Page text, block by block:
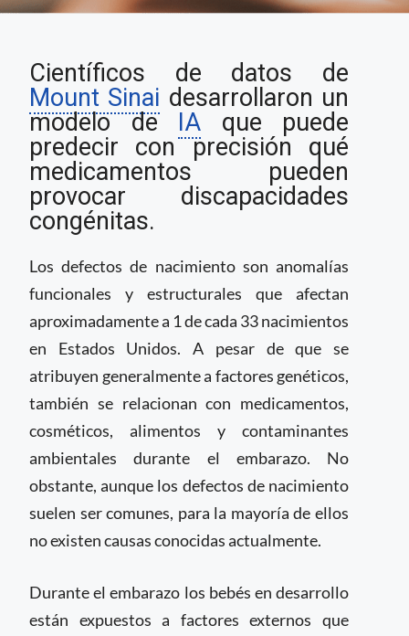
IA para predecir
medicamentos que
pueden causar
defectos de
nacimiento
Científicos de datos de
Mount Sinai desarrollaron un
modelo de IA que puede
predecir con precisión qué
medicamentos pueden
provocar discapacidades
congénitas.
Los defectos de nacimiento son anomalías
funcionales y estructurales que afectan
aproximadamente a 1 de cada 33 nacimientos
en Estados Unidos. A pesar de que se
atribuyen generalmente a factores genéticos,
también se relacionan con medicamentos,
cosméticos, alimentos y contaminantes
ambientales durante el embarazo. No
obstante, aunque los defectos de nacimiento
suelen ser comunes, para la mayoría de ellos
no existen causas conocidas actualmente.
Durante el embarazo los bebés en desarrollo
están expuestos a factores externos que